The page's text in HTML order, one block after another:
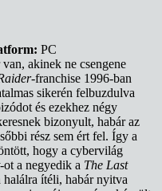
PC
akinek ne csengene
-franchise 1996-ban
sikerén felbuzdulva
és ezekhez négy
bizonyult, habár az
rész sem ért fel. Így a
hogy a cybervilág
-ot a negyedik a The Last
halálra ítéli, habár nyitva